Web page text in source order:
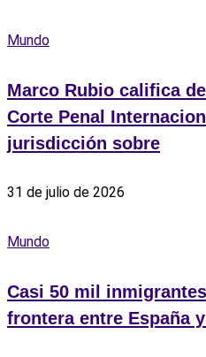
Mundo
Marco Rubio califica
Corte Penal
jurisdicción sobre
31 de julio de 2026
Mundo
Casi 50 mil
frontera entre España